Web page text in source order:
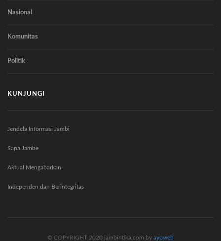
Nasional
Komunitas
Politik
KUNJUNGI
Jendela Informasi Jambi
Sapa Jambe
Aktual Mengabarkan
Independen dan Berintegritas
© COPYRIGHT 2020 jambintika.com by ayoweb